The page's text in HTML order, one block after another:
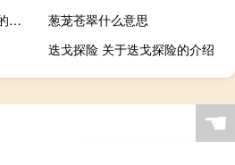
洁癖强迫症怎么治疗最好的方法（洁癖强迫症怎么治疗）
葱茏苍翠什么意思
迭戈探险 关于迭戈探险的介绍
☚